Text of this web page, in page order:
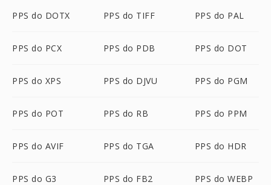
PPS do DOTX PPS do TIFF PPS do PAL
PPS do PCX PPS do PDB PPS do DOT
PPS do XPS PPS do DJVU PPS do PGM
PPS do POT PPS do RB PPS do PPM
PPS do AVIF PPS do TGA PPS do HDR
PPS do G3 PPS do FB2 PPS do WEBP